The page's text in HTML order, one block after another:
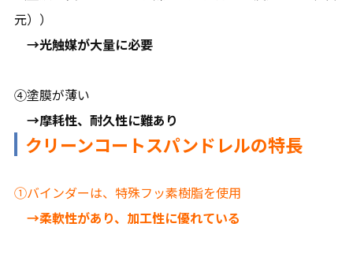
元））
→光触媒が大量に必要
④塗膜が薄い
→摩耗性、耐久性に難あり
クリーンコートスパンドレルの特長
①バインダーは、特殊フッ素樹脂を使用
→柔軟性があり、加工性に優れている